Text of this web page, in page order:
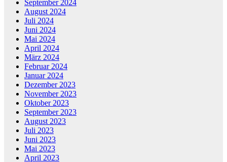
September 2024
August 2024
Juli 2024
Juni 2024
Mai 2024
April 2024
März 2024
Februar 2024
Januar 2024
Dezember 2023
November 2023
Oktober 2023
September 2023
August 2023
Juli 2023
Juni 2023
Mai 2023
April 2023